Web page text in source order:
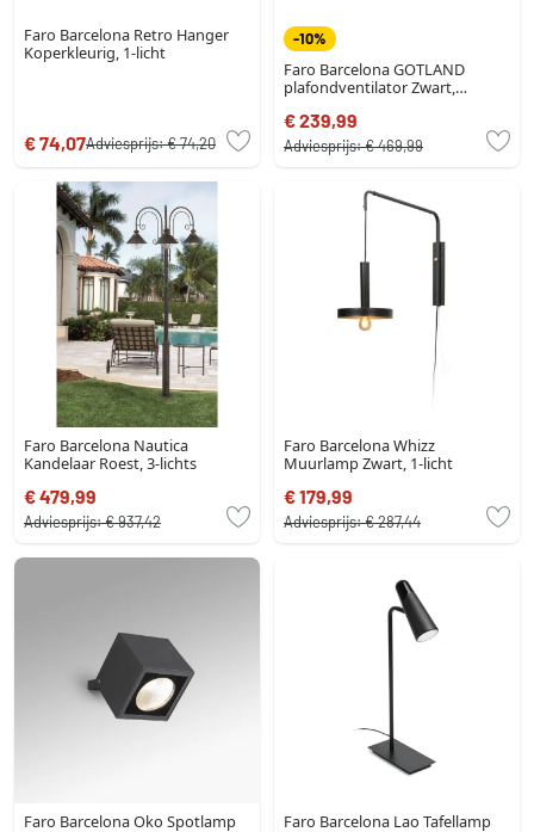
Faro Barcelona Retro Hanger
Koperkleurig, 1-licht
€ 74,07Adviesprijs:€ 74,20
-10%
Faro Barcelona GOTLAND
plafondventilator Zwart,
€ 239,99
Adviesprijs:€ 469,99
Faro Barcelona Nautica
Kandelaar Roest, 3-lichts
€ 479,99
Adviesprijs:€ 937,42
Faro Barcelona Whizz
Muurlamp Zwart, 1-licht
€ 179,99
Adviesprijs:€ 287,44
Faro Barcelona Oko Spotlamp
Faro Barcelona Lao Tafellamp